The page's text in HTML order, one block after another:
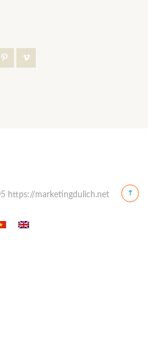
https://marketingdulich.net